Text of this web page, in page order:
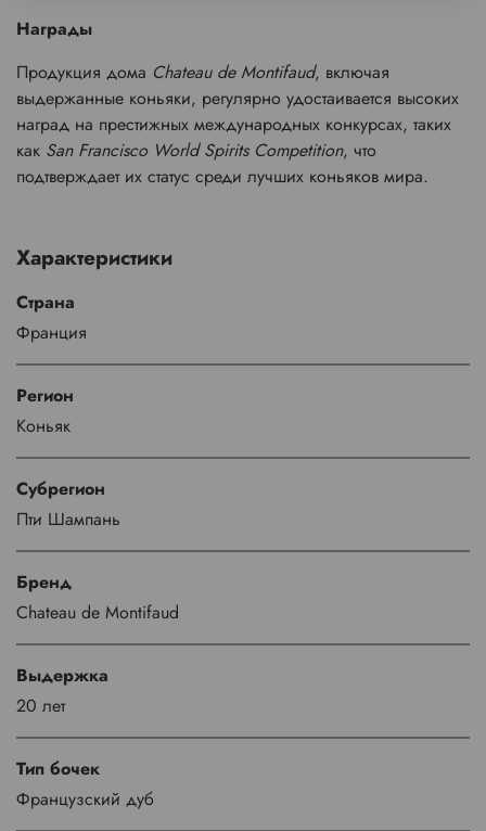
Награды
Продукция дома Chateau de Montifaud, включая
выдержанные коньяки, регулярно удостаивается высоких
наград на престижных международных конкурсах, таких
как San Francisco World Spirits Competition, что
подтверждает их статус среди лучших коньяков мира.
Характеристики
Страна
Франция
Регион
Коньяк
Субрегион
Пти Шампань
Бренд
Chateau de Montifaud
Выдержка
20 лет
Тип бочек
Французский дуб